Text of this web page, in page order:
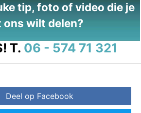
tip, foto of video die je
ons wilt delen?
T. 06 - 574 71 321
Deel op Facebook